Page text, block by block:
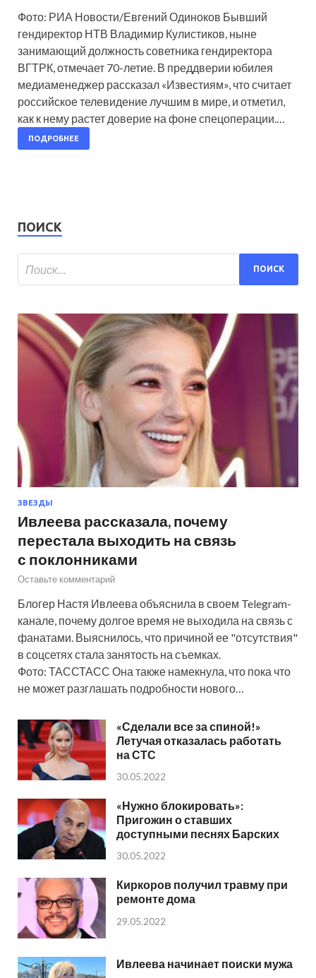
Фото: РИА Новости/Евгений Одиноков Бывший
гендиректор НТВ Владимир Кулистиков, ныне
занимающий должность советника гендиректора
ВГТРК, отмечает 70-летие. В преддверии юбилея
медиаменеджер рассказал «Известиям», что считает
российское телевидение лучшим в мире, и отметил,
как к нему растет доверие на фоне спецоперации.…
ПОДРОБНЕЕ
ПОИСК
ЗВЕЗДЫ
Ивлеева рассказала, почему
перестала выходить на связь
с поклонниками
Оставьте комментарий
Блогер Настя Ивлеева объяснила в своем Telegram-
канале, почему долгое время не выходила на связь с
фанатами. Выяснилось, что причиной ее "отсутствия"
в соцсетях стала занятость на съемках.
Фото: ТАССТАСС Она также намекнула, что пока что
не может разглашать подробности нового…
«Сделали все за спиной!»
Летучая отказалась работать
на СТС
30.05.2022
«Нужно блокировать»:
Пригожин о ставших
доступными песнях Барских
30.05.2022
Киркоров получил травму при
ремонте дома
29.05.2022
Ивлеева начинает поиски мужа